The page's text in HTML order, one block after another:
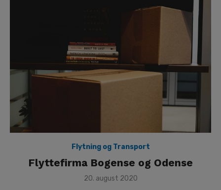
Flytning og Transport
Flyttefirma Bogense og Odense
Posted
20. august 2020